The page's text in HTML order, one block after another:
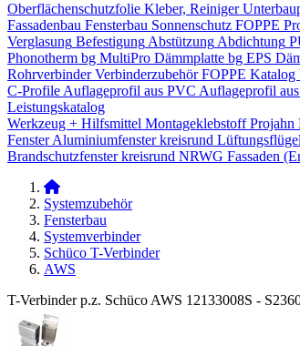
Oberflächenschutzfolie Kleber, Reiniger
Fassadenbau Fensterbau Sonnenschutz FOPPE
Verglasung Befestigung Abstützung Abdichtung
Phonotherm bg MultiPro Dämmplatte bg EPS
Rohrverbinder Verbinderzubehör FOPPE Katalog
C-Profile Auflageprofil aus PVC Auflageprofil
Leistungskatalog
Werkzeug + Hilfsmittel Montageklebstoff Projahn
Fenster Aluminiumfenster kreisrund
Brandschutzfenster kreisrund NRWG Fassaden
Systemzubehör
Fensterbau
Systemverbinder
Schüco T-Verbinder
AWS
T-Verbinder p.z. Schüco AWS 12133008S -